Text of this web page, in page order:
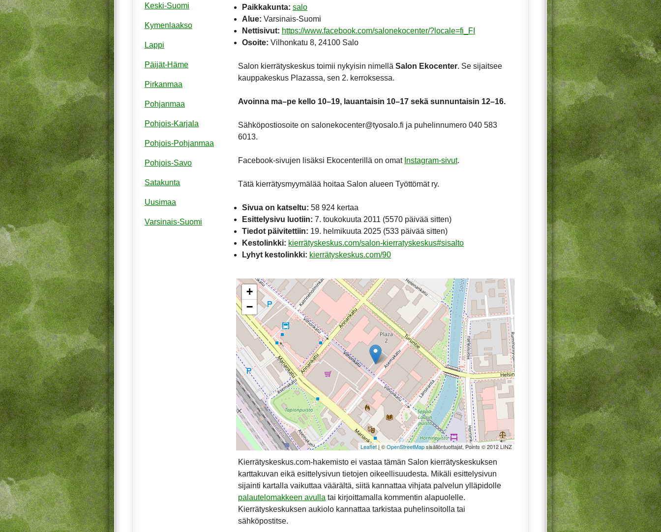
Paikkakunta: salo
Alue: Varsinais-Suomi
Nettisivut: https://www.facebook.com/salonekocenter/?locale=fi_FI
Osoite: Vilhonkatu 8, 24100 Salo
Salon kierrätyskeskus toimii nykyisin nimellä Salon Ekocenter. Se sijaitsee
kauppakeskus Plazassa, sen 2. kerroksessa.
Avoinna ma–pe kello 10–19, lauantaisin 10–17 sekä sunnuntaisin 12–16.
Sähköpostiosoite on salonekocenter@tyosalo.fi ja puhelinnumero 040 583
6013.
Facebook-sivujen lisäksi Ekocenterillä on omat Instagram-sivut.
Tätä kierrätysmyymälää hoitaa Salon alueen Työttömät ry.
Sivua on katseltu: 58 924 kertaa
Esittelysivu luotiin: 7. toukokuuta 2011 (5570 päivää sitten)
Tiedot päivitettiin: 19. helmikuuta 2025 (533 päivää sitten)
Kestolinkki: kierrätyskeskus.com/salon-kierratyskeskus#sisalto
Lyhyt kestolinkki: kierrätyskeskus.com/90
+
−
Leaflet| ©OpenStreetMapsisällöntuottajat, Points © 2012 LINZ
Kierrätyskeskus.com-hakemisto ei vastaa tämän Salon kierrätyskeskuksen
karttakuvan eikä esittelysivun tietojen oikeellisuudesta. Mikäli esittelysivun
sijainti kartalla vaikuttaa väärältä, siitä kannattaa vihjata palvelun ylläpidolle
palautelomakkeen avulla tai kirjoittamalla kommentin alapuolelle.
Kierrätyskeskuksen aukiolo kannattaa tarkistaa puhelinsoitolla tai
sähköpostitse.
Keski-Suomi
Kymenlaakso
Lappi
Päijät-Häme
Pirkanmaa
Pohjanmaa
Pohjois-Karjala
Pohjois-Pohjanmaa
Pohjois-Savo
Satakunta
Uusimaa
Varsinais-Suomi